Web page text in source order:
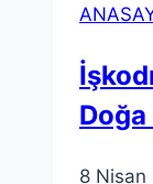
Doğa
8 Nisan